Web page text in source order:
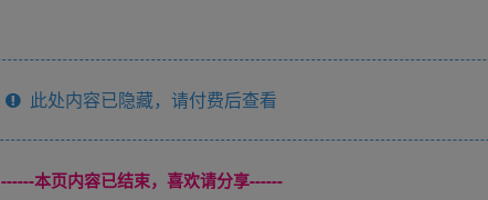
此处内容已隐藏，请付费后查看
------本页内容已结束，喜欢请分享------